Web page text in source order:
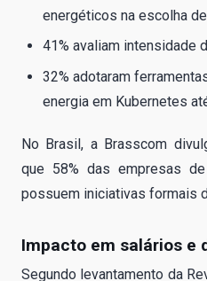
energéticos na escolha
41% avaliam intensidade
32% adotaram
energia em Kubernetes
No Brasil, a Brasscom
que 58% das empresas
possuem iniciativas formais
Impacto em salários e
Segundo levantamento da